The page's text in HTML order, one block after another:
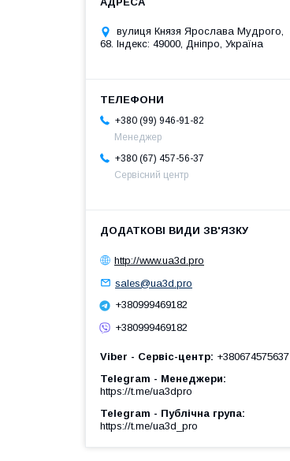
вулиця Князя Ярослава Мудрого,
68. Індекс: 49000, Дніпро, Україна
+380 (99) 946-91-82
Менеджер
+380 (67) 457-56-37
Сервісний центр
http://www.ua3d.pro
sales@ua3d.pro
+380999469182
+380999469182
Viber - Сервіс-центр +380674575637
Telegram - Менеджери
https://t.me/ua3dpro
Telegram - Публічна група
https://t.me/ua3d_pro